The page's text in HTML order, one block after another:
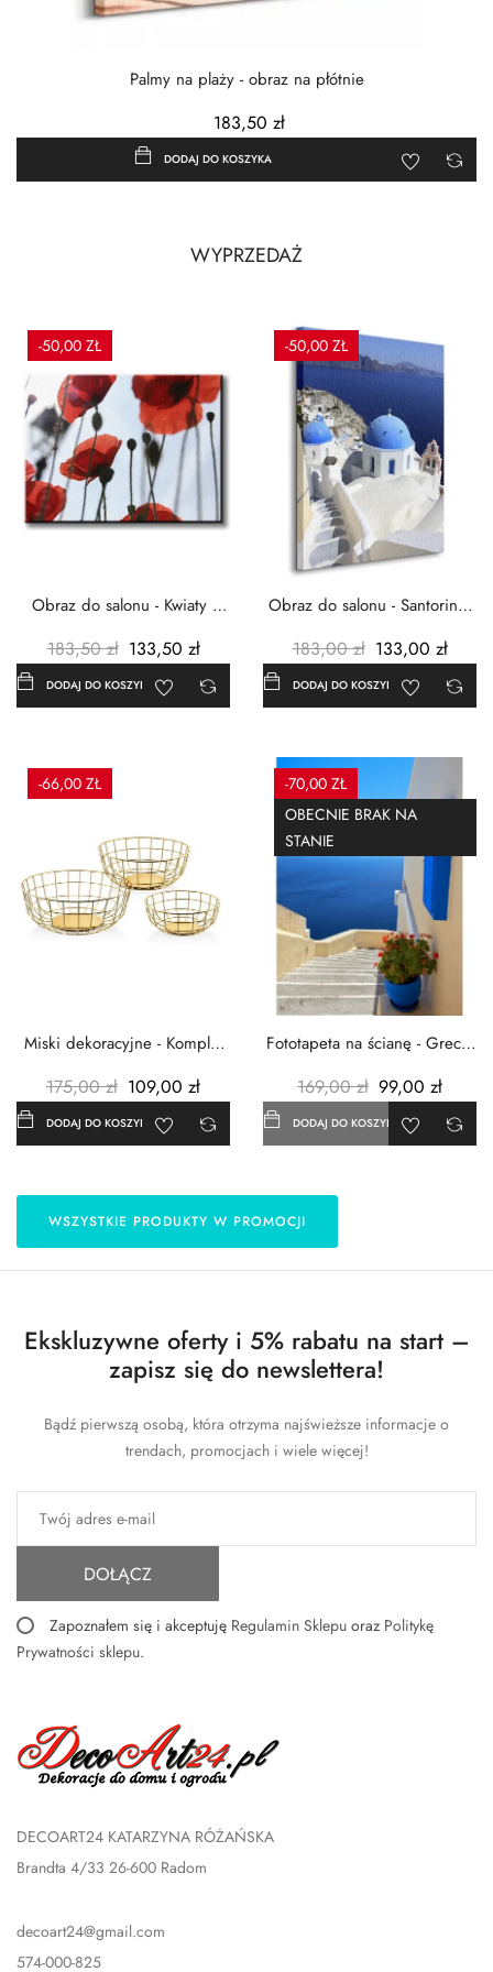
Palmy na plaży - obraz na płótnie
183,50 zł
DODAJ DO KOSZYKA
WYPRZEDAŻ
-50,00 ZŁ
Obraz do salonu - Kwiaty -
183,50 zł 133,50 zł
DODAJ DO KOSZYKA
-50,00 ZŁ
Obraz do salonu - Santorini -
183,00 zł 133,00 zł
DODAJ DO KOSZYKA
-66,00 ZŁ
Miski dekoracyjne - Komplet
175,00 zł 109,00 zł
DODAJ DO KOSZYKA
-70,00 ZŁ
OBECNIE BRAK NA
STANIE
Fototapeta na ścianę - Grecja
169,00 zł 99,00 zł
DODAJ DO KOSZYKA
WSZYSTKIE PRODUKTY W PROMOCJI
Ekskluzywne oferty i 5% rabatu na start –
zapisz się do newslettera!
Bądź pierwszą osobą, która otrzyma najświeższe informacje o
trendach, promocjach i wiele więcej!
DOŁĄCZ
Zapoznałem się i akceptuję Regulamin Sklepu oraz Politykę
Prywatności sklepu.
DECOART24 KATARZYNA RÓŻAŃSKA
Brandta 4/33 26-600 Radom
decoart24@gmail.com
574-000-825